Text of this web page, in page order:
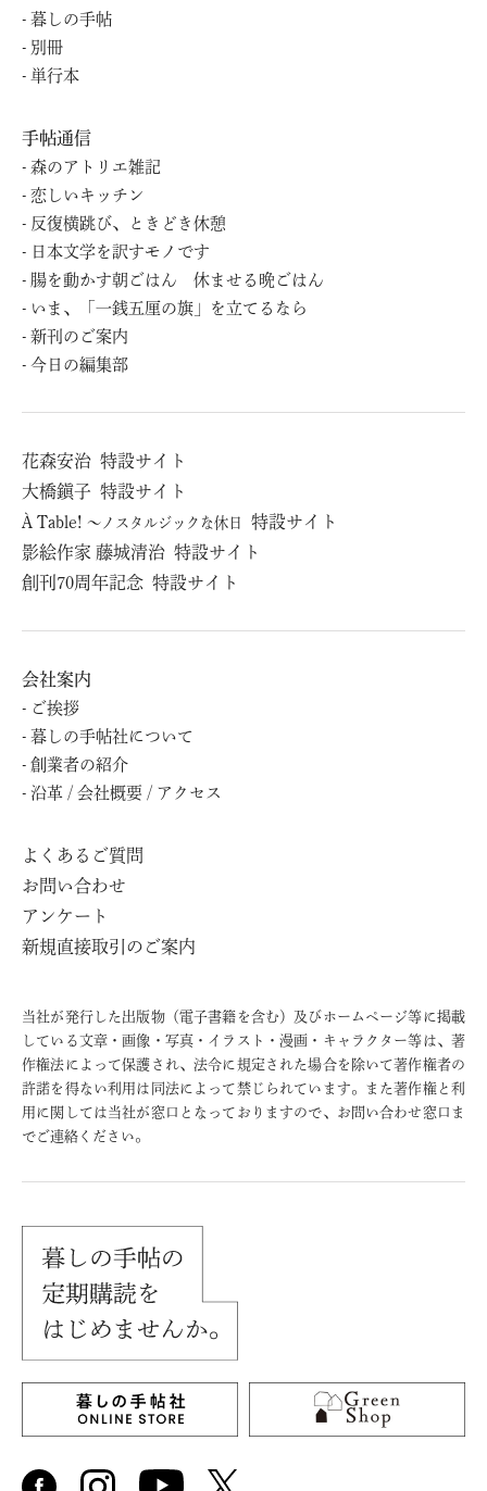
暮しの⼿帖
別冊
単⾏本
手帖通信
森のアトリエ雑記
恋しいキッチン
反復横跳び、ときどき休憩
日本文学を訳すモノです
腸を動かす朝ごはん 休ませる晩ごはん
いま、「一銭五厘の旗」を立てるなら
新刊のご案内
今日の編集部
花森安治 特設サイト
⼤橋鎭⼦ 特設サイト
À Table! ～ノスタルジックな休日
特設サイト
影絵作家 藤城清治 特設サイト
創刊70周年記念 特設サイト
会社案内
ご挨拶
暮しの⼿帖社について
創業者の紹介
沿⾰ / 会社概要 / アクセス
よくあるご質問
お問い合わせ
アンケート
新規直接取引のご案内
当社が発行した出版物（電子書籍を含む）及びホームページ等に掲載
している文章・画像・写真・イラスト・漫画・キャラクター等は、著
作権法によって保護され、法令に規定された場合を除いて著作権者の
許諾を得ない利用は同法によって禁じられています。また著作権と利
用に関しては当社が窓口となっておりますので、お問い合わせ窓口ま
でご連絡ください。